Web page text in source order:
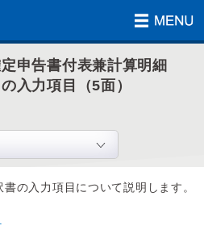
申告書付表兼計算明細
入力項目（5面）
の入力項目について説明します。